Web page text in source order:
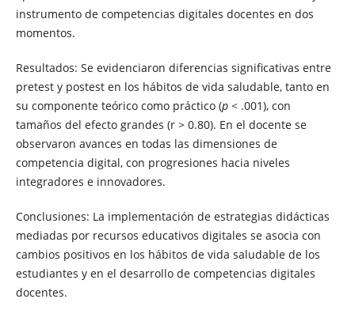
instrumento de competencias digitales docentes en dos
momentos.
Resultados: Se evidenciaron diferencias significativas entre
pretest y postest en los hábitos de vida saludable, tanto en
su componente teórico como práctico (p< .001), con
tamaños del efecto grandes (r > 0.80). En el docente se
observaron avances en todas las dimensiones de
competencia digital, con progresiones hacia niveles
integradores e innovadores.
Conclusiones: La implementación de estrategias didácticas
mediadas por recursos educativos digitales se asocia con
cambios positivos en los hábitos de vida saludable de los
estudiantes y en el desarrollo de competencias digitales
docentes.